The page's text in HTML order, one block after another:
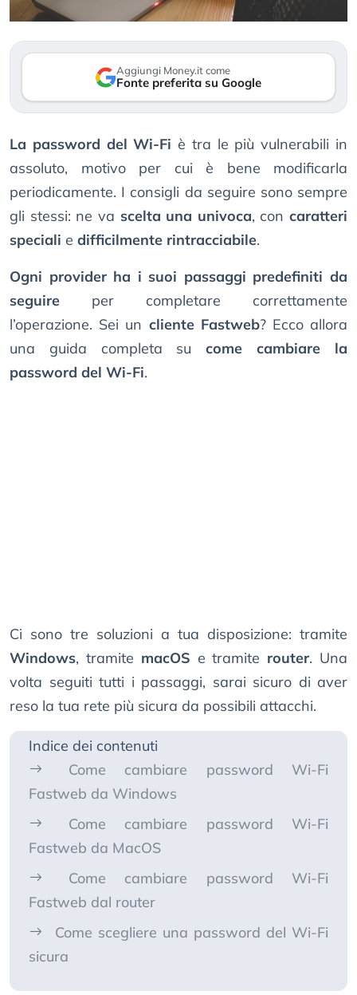
Aggiungi Money.it come
Fonte preferita su Google
La password del Wi-Fi è tra le più vulnerabili in
assoluto, motivo per cui è bene modificarla
periodicamente. I consigli da seguire sono sempre
gli stessi: ne va scelta una univoca, con caratteri
speciali e difficilmente rintracciabile.
Ogni provider ha i suoi passaggi predefiniti da
seguire per completare correttamente
l’operazione. Sei un cliente Fastweb? Ecco allora
una guida completa sucome cambiare la
password del Wi-Fi.
Ci sono tre soluzioni a tua disposizione: tramite
Windows, tramite macOS e tramite router. Una
volta seguiti tutti i passaggi, sarai sicuro di aver
reso la tua rete più sicura da possibili attacchi.
Indice dei contenuti
Come cambiare password Wi-Fi
Fastweb da Windows
Come cambiare password Wi-Fi
Fastweb da MacOS
Come cambiare password Wi-Fi
Fastweb dal router
Come scegliere una password del Wi-Fi
sicura